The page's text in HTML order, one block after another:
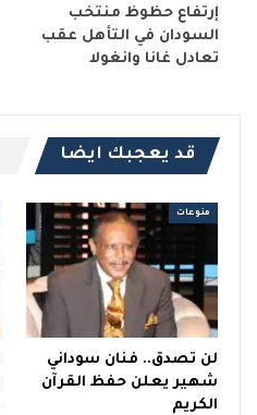
إرتفاع حظوظ منتخب
السودان في التأهل عقب
تعادل غانا وانغولا
قد يعجبك ايضا
منوعات
لن تصدق.. فنان سوداني
شهير يعلن حفظ القرآن
الكريم